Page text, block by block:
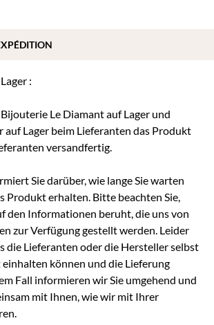
:
Le Diamant auf Lager und
auf Lager beim Lieferanten das Produkt
versandfertig.
Sie darüber, wie lange Sie warten
Produkt erhalten. Bitte beachten Sie,
den Informationen beruht, die uns von
zur Verfügung gestellt werden. Leider
die Lieferanten oder die Hersteller selbst
einhalten können und die Lieferung
Fall informieren wir Sie umgehend und
mit Ihnen, wie wir mit Ihrer